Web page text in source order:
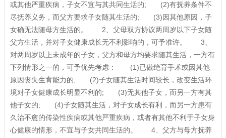
或其他严重疾病，子女不宜与其共同生活的; (2)有抚养条件不
尽抚养义务，而父方要求子女随其生活的; (3)因其他原因，子
女确无法随母方生活的。 2、父母双方协议两周岁以下子女随
父方生活，并对子女健康成长无不利影响的，可予准许。 3、
对两周岁以上未成年的子女，父方和母方均要求随其生活，一方有
下列情形之一的，可予优先考虑： (1)已做绝育手术或因其他
原因丧失生育能力的; (2)子女随其生活时间较长，改变生活环
境对子女健康成长明显不利的; (3)无其他子女，而另一方有其
他子女的; (4)子女随其生活，对子女成长有利，而另一方患有
久治不愈的传染性疾病或其他严重疾病，或者有其他不利于子女身
心健康的情形，不宜与子女共同生活的。 4、父方与母方抚养